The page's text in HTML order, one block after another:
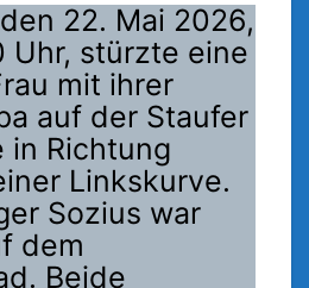
22. Mai 2026,
Uhr, stürzte eine
mit ihrer
auf der Staufer
in Richtung
Linkskurve.
Sozius war
dem
Beide